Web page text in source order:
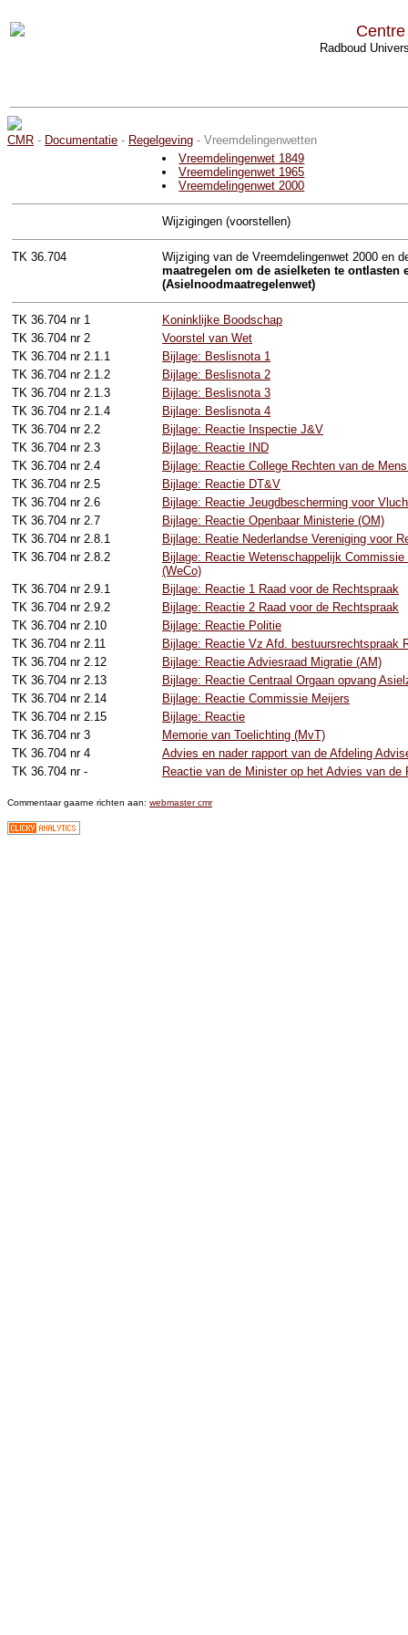
Radboud
CMR - Documentatie - Regelgeving - Vreemdelingenwetten
Vreemdelingenwet 1849
Vreemdelingenwet 1965
Vreemdelingenwet 2000
Wijzigingen (voorstellen)
TK 36.704
Wijziging van de Vreemdelingenwet 2000 en
maatregelen om de asielketen te
(Asielnoodmaatregelenwet)
TK 36.704 nr 1
Koninklijke Boodschap
TK 36.704 nr 2
Voorstel van Wet
TK 36.704 nr 2.1.1
Bijlage: Beslisnota 1
TK 36.704 nr 2.1.2
Bijlage: Beslisnota 2
TK 36.704 nr 2.1.3
Bijlage: Beslisnota 3
TK 36.704 nr 2.1.4
Bijlage: Beslisnota 4
TK 36.704 nr 2.2
Bijlage: Reactie Inspectie J&V
TK 36.704 nr 2.3
Bijlage: Reactie IND
TK 36.704 nr 2.4
Bijlage: Reactie College Rechten van de
TK 36.704 nr 2.5
Bijlage: Reactie DT&V
TK 36.704 nr 2.6
Bijlage: Reactie Jeugdbescherming voor
TK 36.704 nr 2.7
Bijlage: Reactie Openbaar Ministerie (OM)
TK 36.704 nr 2.8.1
Bijlage: Reatie Nederlandse Vereniging voor
TK 36.704 nr 2.8.2
Bijlage: Reactie Wetenschappelijk
(WeCo)
TK 36.704 nr 2.9.1
Bijlage: Reactie 1 Raad voor de Rechtspraak
TK 36.704 nr 2.9.2
Bijlage: Reactie 2 Raad voor de Rechtspraak
TK 36.704 nr 2.10
Bijlage: Reactie Politie
TK 36.704 nr 2.11
Bijlage: Reactie Vz Afd. bestuursrechtspraak
TK 36.704 nr 2.12
Bijlage: Reactie Adviesraad Migratie (AM)
TK 36.704 nr 2.13
Bijlage: Reactie Centraal Orgaan opvang
TK 36.704 nr 2.14
Bijlage: Reactie Commissie Meijers
TK 36.704 nr 2.15
Bijlage: Reactie
TK 36.704 nr 3
Memorie van Toelichting (MvT)
TK 36.704 nr 4
Advies en nader rapport van de Afdeling
TK 36.704 nr -
Reactie van de Minister op het Advies van de
Commentaar gaarne richten aan: webmaster cmr